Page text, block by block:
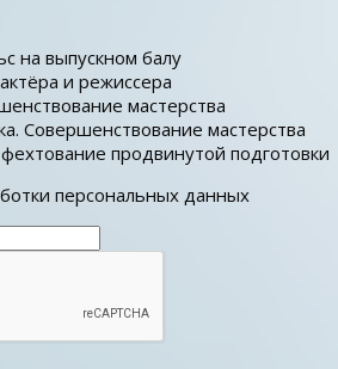
на выпускном балу
и режиссера
мастерства
Совершенствование мастерства
продвинутой подготовки
персональных данных